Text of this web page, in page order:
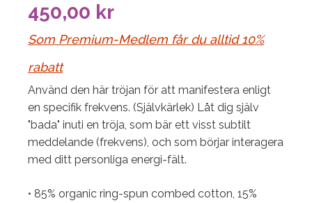
450,00 kr
Som Premium-Medlem får du alltid 10%
rabatt
Använd den här tröjan för att manifestera enligt
en specifik frekvens. (Självkärlek) Låt dig själv
"bada" inuti en tröja, som bär ett visst subtilt
meddelande (frekvens), och som börjar interagera
med ditt personliga energi-fält.
• 85% organic ring-spun combed cotton, 15%